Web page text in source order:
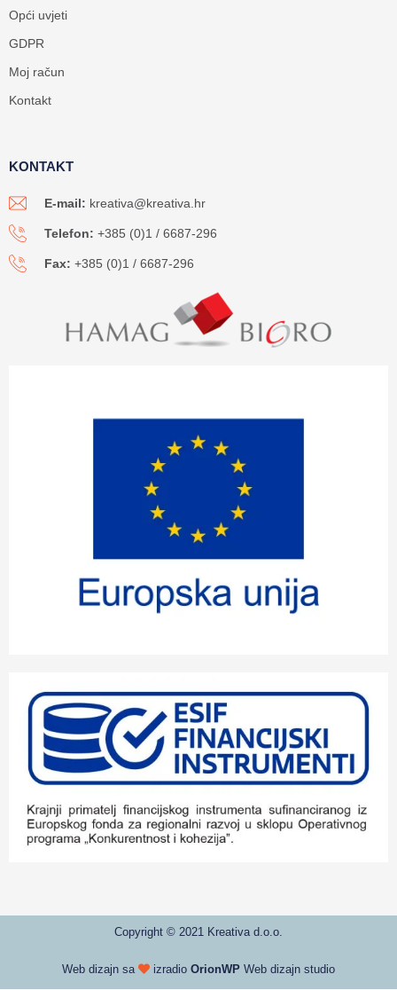
Opći uvjeti
GDPR
Moj račun
Kontakt
KONTAKT
E-mail: kreativa@kreativa.hr
Telefon: +385 (0)1 / 6687-296
Fax: +385 (0)1 / 6687-296
Copyright © 2021 Kreativa d.o.o.
Web dizajn sa izradio OrionWP Web dizajn studio